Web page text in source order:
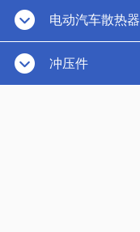
电动汽车散热器
冲压件